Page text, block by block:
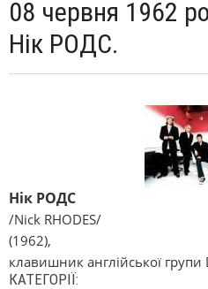
08 червня 1962
Нік РОДС.
Нік РОДС
/Nіck RHODES/
(1962),
клавишник англійської групи
КАТЕГОРІЇ: